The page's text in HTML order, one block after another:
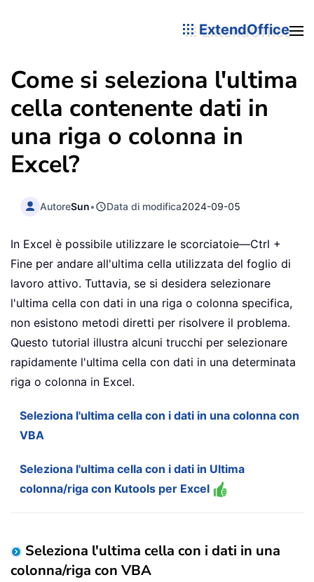
ExtendOffice
Come si seleziona l'ultima
cella contenente dati in
una riga o colonna in
Excel?
AutoreSun• Data di modifica2024-09-05
In Excel è possibile utilizzare le scorciatoie—Ctrl +
Fine per andare all'ultima cella utilizzata del foglio di
lavoro attivo. Tuttavia, se si desidera selezionare
l'ultima cella con dati in una riga o colonna specifica,
non esistono metodi diretti per risolvere il problema.
Questo tutorial illustra alcuni trucchi per selezionare
rapidamente l'ultima cella con dati in una determinata
riga o colonna in Excel.
Seleziona l'ultima cella con i dati in una colonna con
VBA
Seleziona l'ultima cella con i dati in Ultima
colonna/riga con Kutools per Excel
Seleziona l'ultima cella con i dati in una
colonna/riga con VBA